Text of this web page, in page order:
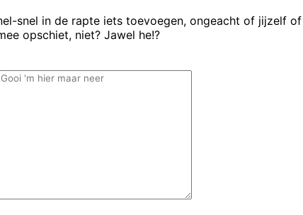
snel in de rapte iets toevoegen, ongeacht of jijzelf of
opschiet, niet? Jawel he!?